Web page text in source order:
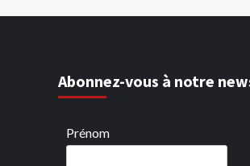
Abonnez-vous à notre
Prénom